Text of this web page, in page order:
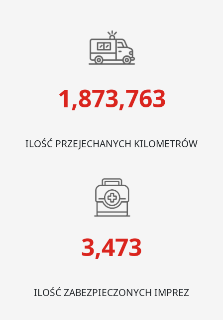
1,873,763
ILOŚĆ PRZEJECHANYCH KILOMETRÓW
3,473
ILOŚĆ ZABEZPIECZONYCH IMPREZ